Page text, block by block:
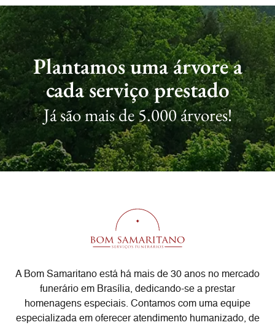
Plantamos uma árvore a
cada serviço prestado
Já são mais de 5.000 árvores!
A Bom Samaritano está há mais de 30 anos no mercado
funerário em Brasília, dedicando-se a prestar
homenagens especiais. Contamos com uma equipe
especializada em oferecer atendimento humanizado, de